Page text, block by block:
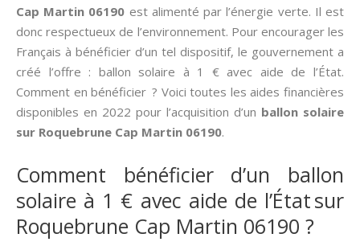
Cap Martin 06190 est alimenté par l’énergie verte. Il est
donc respectueux de l’environnement. Pour encourager les
Français à bénéficier d’un tel dispositif, le gouvernement a
créé l’offre : ballon solaire à 1 € avec aide de l’État.
Comment en bénéficier ? Voici toutes les aides financières
disponibles en 2022 pour l’acquisition d’un ballon solaire
sur Roquebrune Cap Martin 06190.
Comment bénéficier d’un ballon
solaire à 1 € avec aide de l’État sur
Roquebrune Cap Martin 06190 ?